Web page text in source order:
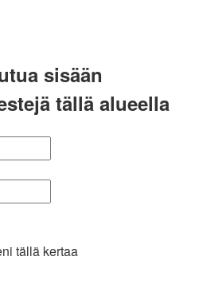
sisään
tällä alueella
tällä kertaa